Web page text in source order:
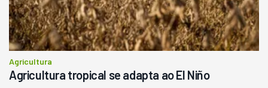
Consultar
Agricultura
Agricultura tropical se adapta ao El Niño